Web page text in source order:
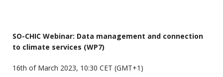
SO-CHIC Webinar: Data management and connection
to climate services (WP7)
16th of March 2023, 10:30 CET (GMT+1)